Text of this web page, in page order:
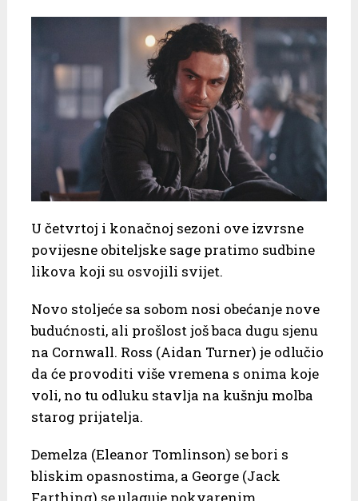
U četvrtoj i konačnoj sezoni ove izvrsne
povijesne obiteljske sage pratimo sudbine
likova koji su osvojili svijet.
Novo stoljeće sa sobom nosi obećanje nove
budućnosti, ali prošlost još baca dugu sjenu
na Cornwall. Ross (Aidan Turner) je odlučio
da će provoditi više vremena s onima koje
voli, no tu odluku stavlja na kušnju molba
starog prijatelja.
Demelza (Eleanor Tomlinson) se bori s
bliskim opasnostima, a George (Jack